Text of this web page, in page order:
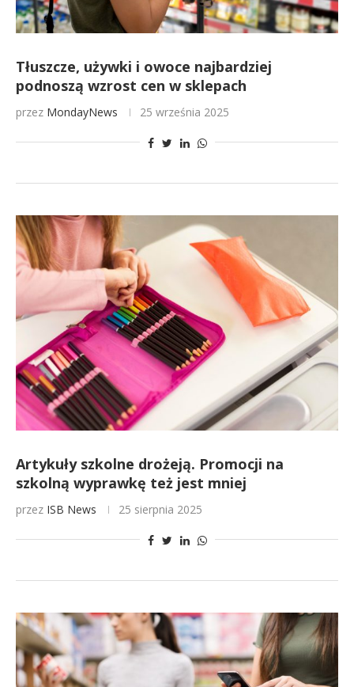
Tłuszcze, używki i owoce najbardziej
podnoszą wzrost cen w sklepach
przez MondayNews 25 września 2025
Artykuły szkolne drożeją. Promocji na
szkolną wyprawkę też jest mniej
przez ISB News 25 sierpnia 2025